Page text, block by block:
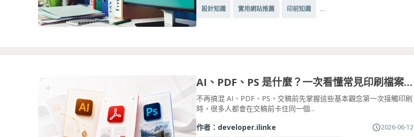
設計知識 實用網站推薦 印前知識 ...
AI、PDF、PS 是什麼？一次看懂常見印刷檔案格式
不再搞混 AI、PDF、PS，交稿前先掌握這些基本觀念第一次接觸印刷
時，很多人都會在交稿前卡住同一個...
作者： developer.ilinke 2026-06-12